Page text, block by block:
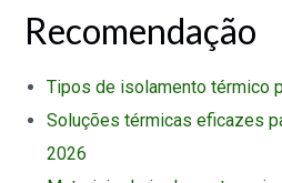
Recomendação
Tipos de isolamento térmico
Soluções térmicas eficazes
2026